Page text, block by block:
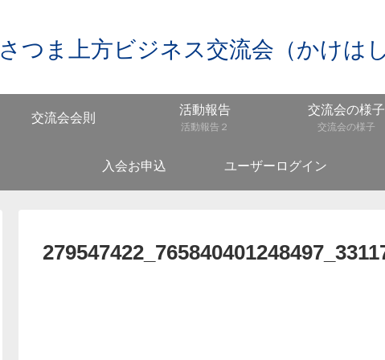
さつま上方ビジネス交流会（かけは
交流会会則
活動報告
活動報告２
交流会の様子
交流会の様子
入会お申込 ユーザーログイン